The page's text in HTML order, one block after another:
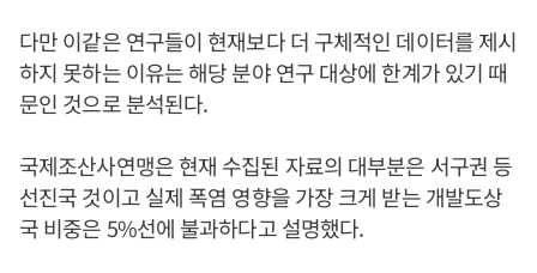
다만 이같은 연구들이 현재보다 더 구체적인 데이터를 제시
하지 못하는 이유는 해당 분야 연구 대상에 한계가 있기 때
문인 것으로 분석된다.
국제조산사연맹은 현재 수집된 자료의 대부분은 서구권 등
선진국 것이고 실제 폭염 영향을 가장 크게 받는 개발도상
국 비중은 5%선에 불과하다고 설명했다.